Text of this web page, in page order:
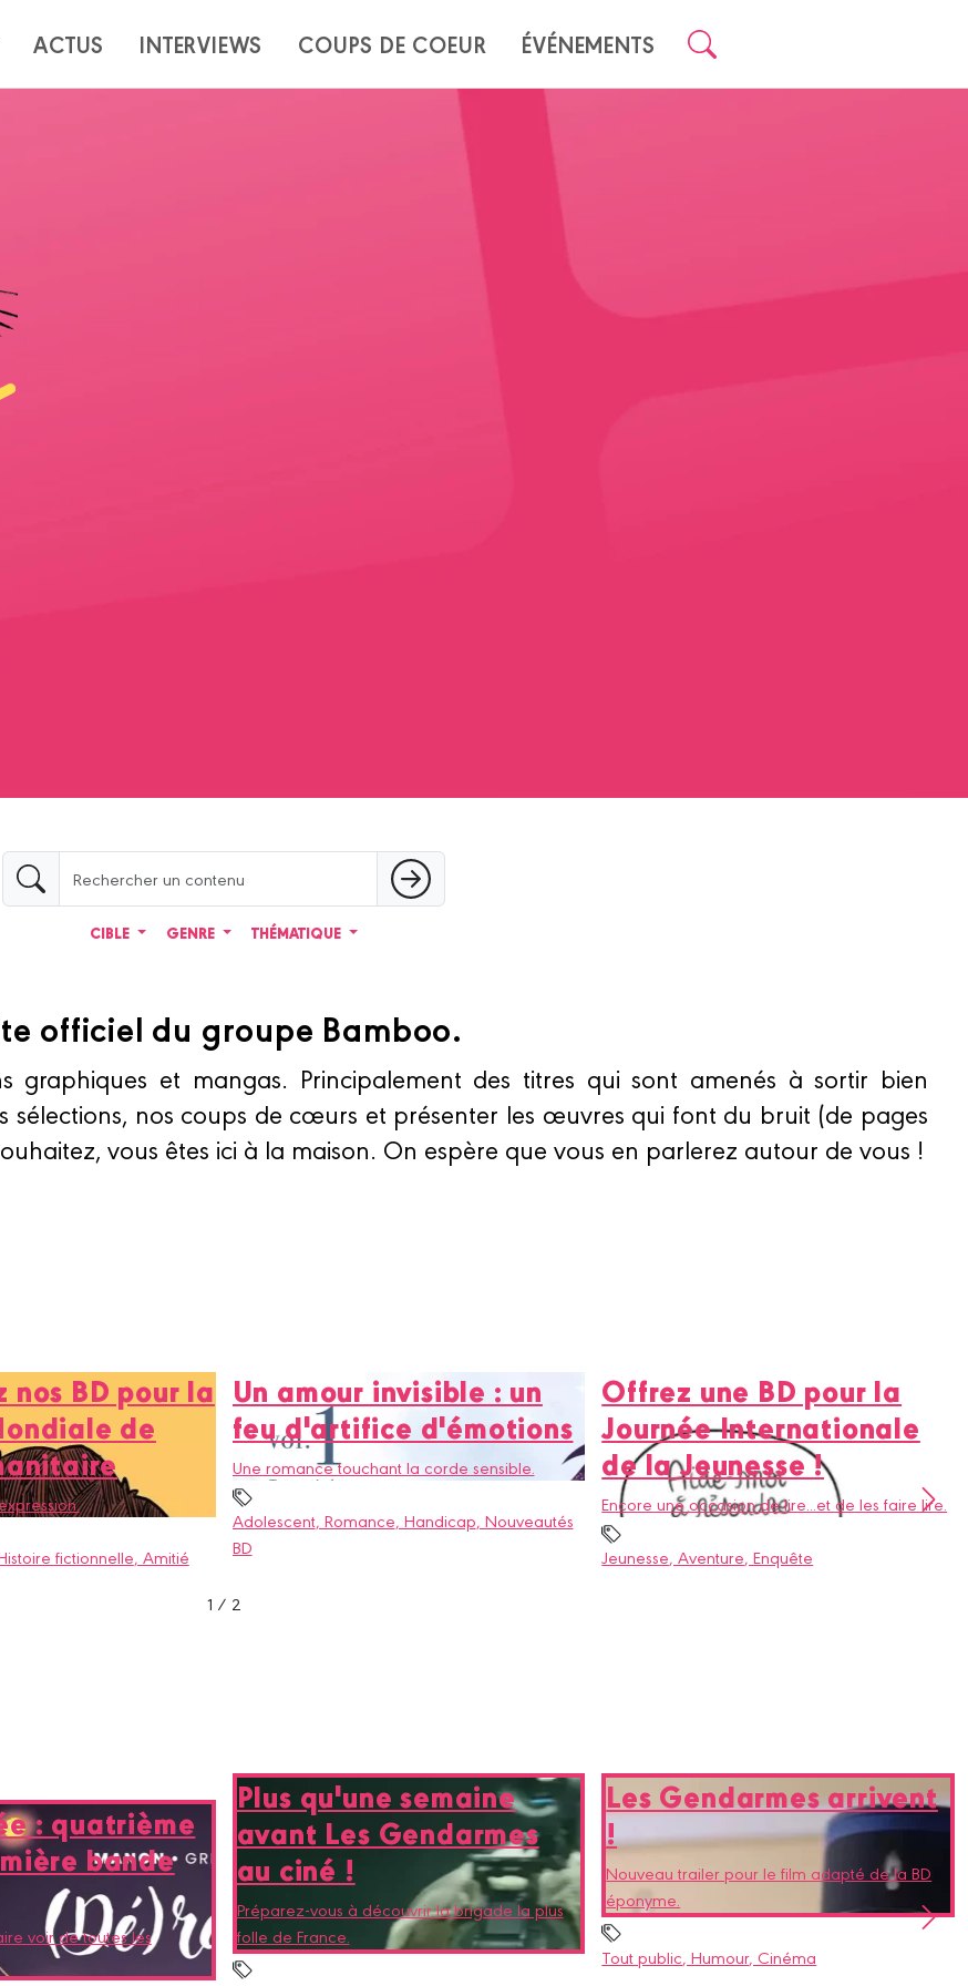
ACTUS INTERVIEWS COUPS DE COEUR ÉVÉNEMENTS
CIBLE GENRE THÉMATIQUE
officiel du groupe Bamboo.
graphiques et mangas. Principalement des titres qui sont amenés à sortir bien
nos coups de cœurs et présenter les œuvres qui font du bruit (de pages
vous êtes ici à la maison. On espère que vous en parlerez autour de vous !
nos BD pour la
de
fictionnelle, Amitié
Un amour invisible : un
feu d'artifice d'émotions
Une romance touchant la corde sensible.
Adolescent, Romance, Handicap, Nouveautés
BD
Offrez une BD pour la
Journée Internationale
de la Jeunesse !
Encore une occasion de lire...et de les faire lire.
Jeunesse, Aventure, Enquête
1 / 2
: quatrième
bande
voir de toutes les
Plus qu'une semaine
avant Les Gendarmes
au ciné !
Préparez-vous à découvrir la brigade la plus
folle de France.
Les Gendarmes arrivent
!
Nouveau trailer pour le film adapté de la BD
éponyme.
Tout public, Humour, Cinéma